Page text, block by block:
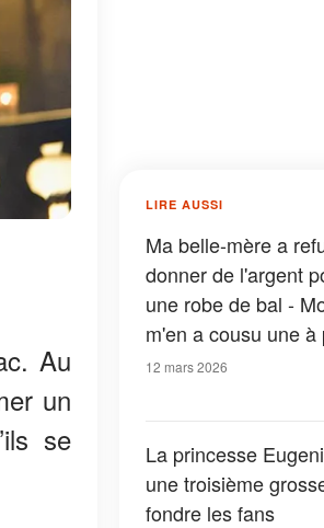
Au
un
se
LIRE AUSSI
Ma belle-mère a
donner de l'argent
une robe de bal -
m'en a cousu une à
collection de jeans
bouche bée
12 mars 2026
La princesse
une troisième
fondre les fans